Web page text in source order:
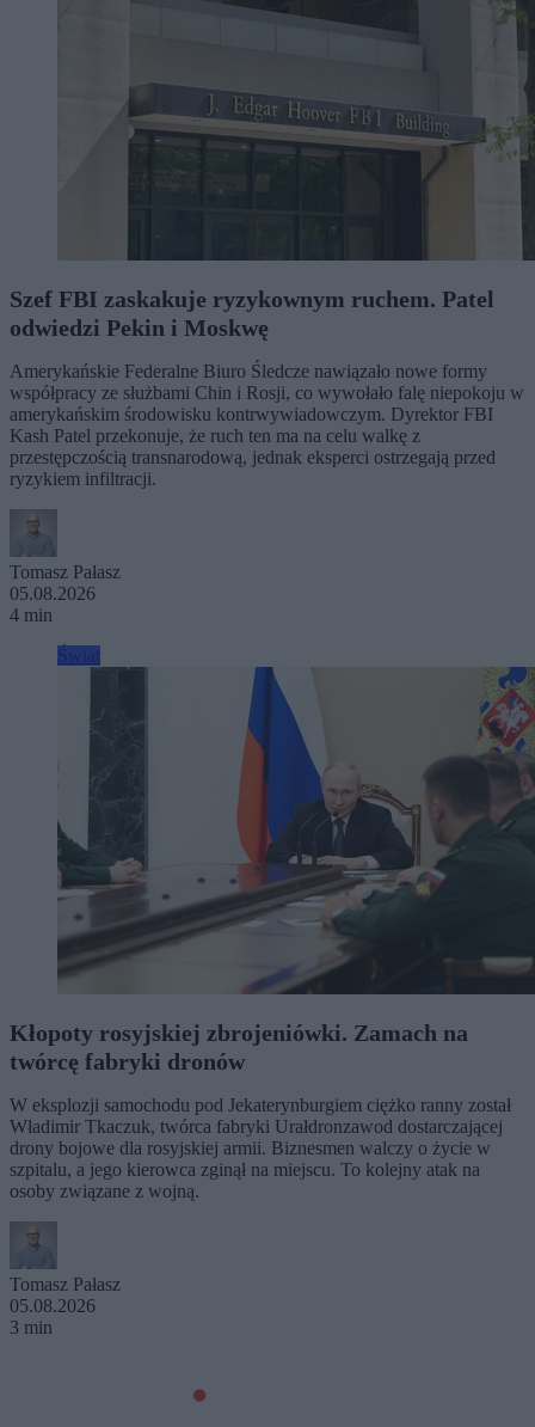
Szef FBI zaskakuje ryzykownym ruchem. Patel
odwiedzi Pekin i Moskwę
Amerykańskie Federalne Biuro Śledcze nawiązało nowe formy
współpracy ze służbami Chin i Rosji, co wywołało falę niepokoju w
amerykańskim środowisku kontrwywiadowczym. Dyrektor FBI
Kash Patel przekonuje, że ruch ten ma na celu walkę z
przestępczością transnarodową, jednak eksperci ostrzegają przed
ryzykiem infiltracji.
Tomasz Pałasz
05.08.2026
4 min
Kłopoty rosyjskiej zbrojeniówki. Zamach na
twórcę fabryki dronów
W eksplozji samochodu pod Jekaterynburgiem ciężko ranny został
Władimir Tkaczuk, twórca fabryki Urałdronzawod dostarczającej
drony bojowe dla rosyjskiej armii. Biznesmen walczy o życie w
szpitalu, a jego kierowca zginął na miejscu. To kolejny atak na
osoby związane z wojną.
Tomasz Pałasz
05.08.2026
3 min